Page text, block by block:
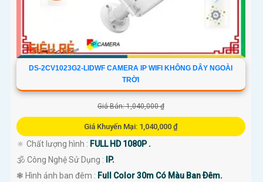
DS-2CV1023G2-LIDWF CAMERA IP WIFI KHÔNG DÂY NGOÀI
TRỜI
Giá Bán: 1,040,000 ₫
Giá Khuyến Mại: 1,040,000 ₫
🔅 Chất lượng hình : FULL HD 1080P .
🕉️ Công Nghệ Sử Dụng :
IP.
❃ Hình ảnh ban đêm : Full Color 30m Có Màu Ban Ðêm.